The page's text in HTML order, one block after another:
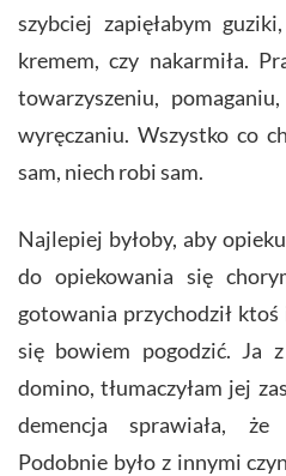
szybciej zapięłabym
kremem, czy nakarmiła.
towarzyszeniu,
wyręczaniu. Wszystko co
sam, niech robi sam.
Najlepiej byłoby, aby
do opiekowania się
gotowania przychodził
się bowiem pogodzić. Ja
domino, tłumaczyłam jej
demencja sprawiała,
Podobnie było z innymi